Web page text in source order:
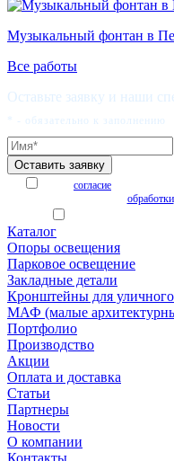
Музыкальный фонтан в
Все работы
Оставьте заявку и наши
* - обязательно к заполнению
согласие
обработки
Каталог
Опоры освещения
Парковое освещение
Закладные детали
Кронштейны для
МАФ (малые
Портфолио
Производство
Акции
Оплата и доставка
Статьи
Партнеры
Новости
О компании
Контакты